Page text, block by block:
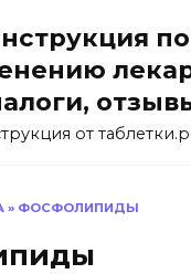
по
от
» ФОСФОЛИПИДЫ